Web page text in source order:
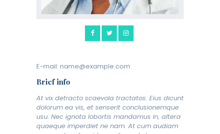
E-mail: name@example.com
Brief info
At vix detracto scaevola tractatos. Eius dicunt
dolorum ea vis, et senserit conclusionemque
usu. Nec ignota lobortis mandamus in, altera
quaeque imperdiet ne nam. At cum audiam